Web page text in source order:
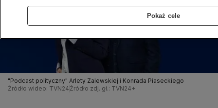
"Podcast polityczny" Arlety Zalewskiej i Konrada Piaseckiego
Źródło wideo: TVN24 Źródło zdj. gł.: TVN24+
Pokaż cele